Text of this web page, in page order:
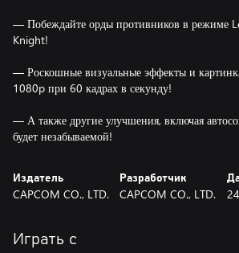
— Побеждайте орды противников в режиме
Knight!
— Роскошные визуальные эффекты и
1080p при 60 кадрах в секунду!
— А также другие улучшения, включая
будет незабываемой!
Издатель
CAPCOM CO., LTD.
Разработчик
CAPCOM CO., LTD.
Играть с